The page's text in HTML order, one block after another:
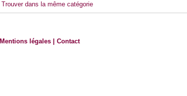
Trouver dans la même catégorie
Mentions légales |Contact